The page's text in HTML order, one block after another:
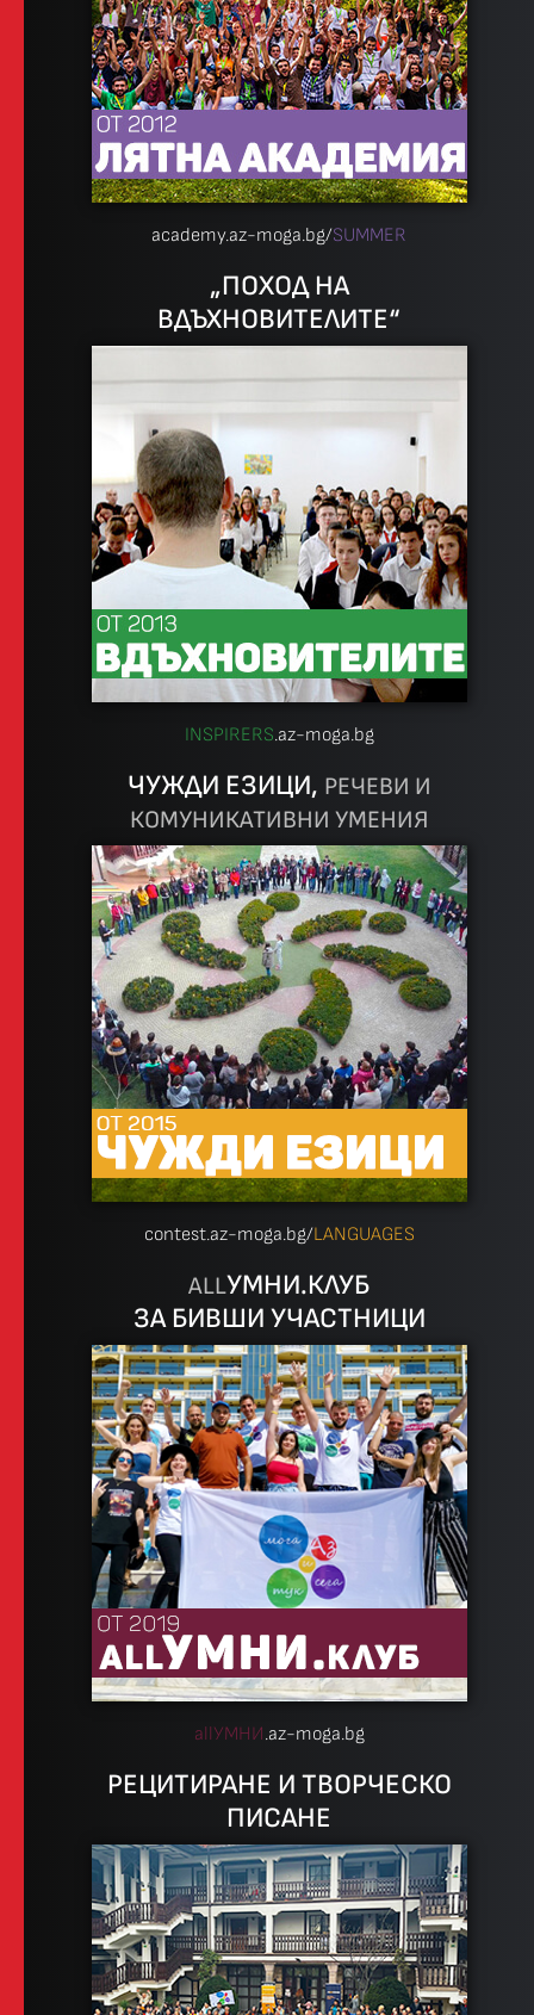
academy.az-moga.bg/SUMMER
„ПОХОД НА
ВДЪХНОВИТЕЛИТЕ“
INSPIRERS.az-moga.bg
ЧУЖДИ ЕЗИЦИ, РЕЧЕВИ И
КОМУНИКАТИВНИ УМЕНИЯ
contest.az-moga.bg/LANGUAGES
ALLУМНИ.КЛУБ
ЗА БИВШИ УЧАСТНИЦИ
allУМНИ.az-moga.bg
РЕЦИТИРАНЕ И ТВОРЧЕСКО
ПИСАНЕ